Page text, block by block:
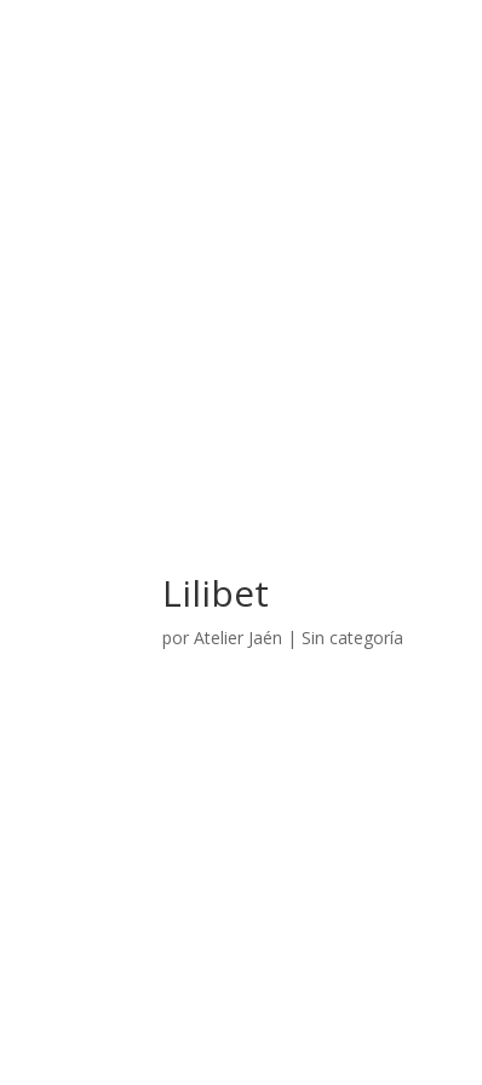
Lilibet
porAtelier Jaén | Sin categoría